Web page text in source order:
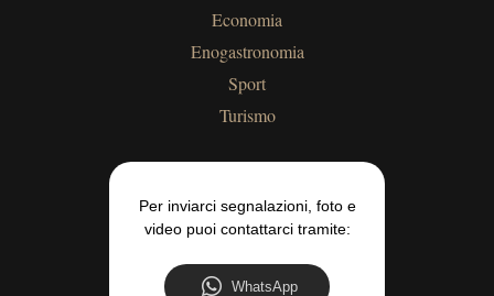
Economia
Enogastronomia
Sport
Turismo
Per inviarci segnalazioni, foto e
video puoi contattarci tramite:
WhatsApp